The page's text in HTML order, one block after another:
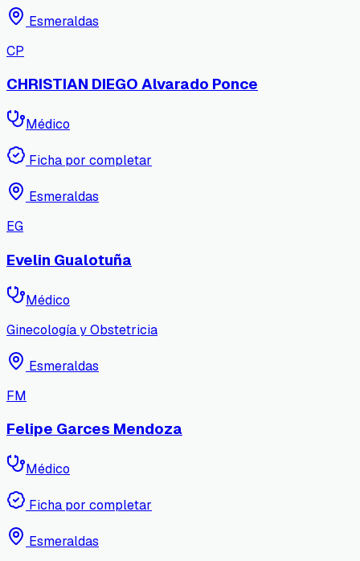
Esmeraldas
CP
CHRISTIAN DIEGO Alvarado Ponce
Médico
Ficha por completar
Esmeraldas
EG
Evelin Gualotuña
Médico
Ginecología y Obstetricia
Esmeraldas
FM
Felipe Garces Mendoza
Médico
Ficha por completar
Esmeraldas